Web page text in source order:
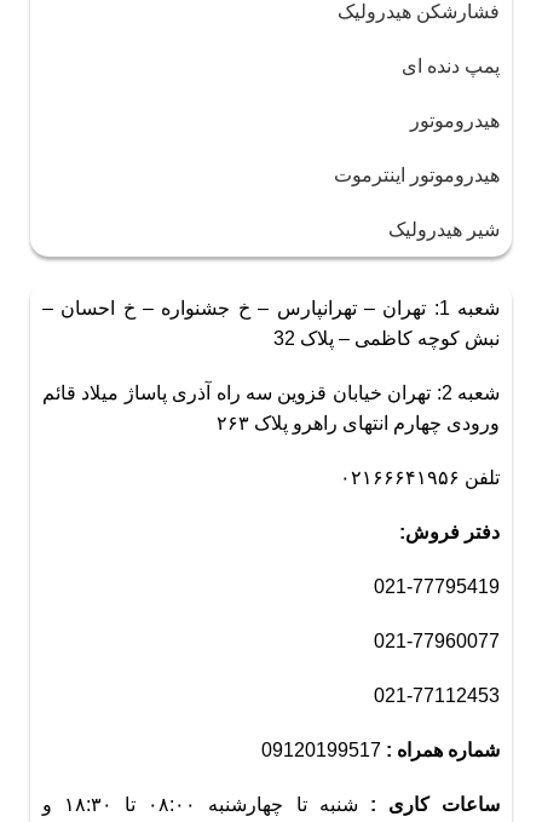
فشارشکن هیدرولیک
پمپ دنده ای
هیدروموتور
هیدروموتور اینترموت
شیر هیدرولیک
شعبه 1: تهران – تهرانپارس – خ جشنواره – خ احسان –
نبش کوچه کاظمی – پلاک 32
شعبه 2: تهران خیابان قزوین سه راه آذری پاساژ میلاد قائم
ورودی چهارم انتهای راهرو پلاک ۲۶۳
تلفن ۰۲۱۶۶۶۴۱۹۵۶
دفتر فروش:
021-77795419
021-77960077
021-77112453
شماره همراه : 09120199517
ساعات کاری : شنبه تا چهارشنبه ۰۸:۰۰ تا ۱۸:۳۰ و